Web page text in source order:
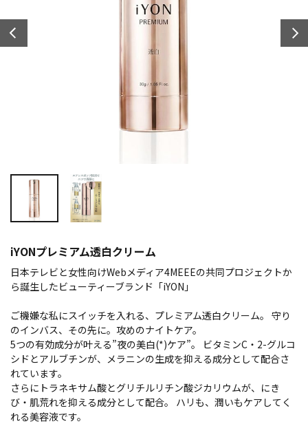
iYONプレミアム透白クリーム
日本テレビと女性向けWebメディア4MEEEの共同プロジェクトか
ら誕生したビューティーブランド「iYON」
ご機嫌な私にスイッチを入れる、プレミアム透白クリーム。 守り
のインバス、その先に。攻めのナイトケア。
5つの有効成分が叶える”夜の美白(*)ケア”。 ビタミンC・2-グルコ
シドとアルブチンが、メラニンの生成を抑える成分として配合さ
れています。
さらにトラネキサム酸とグリチルリチン酸ジカリウムが、にき
び・肌荒れを抑える成分として配合。 ハリも、潤いもケアしてく
れる美容液です。